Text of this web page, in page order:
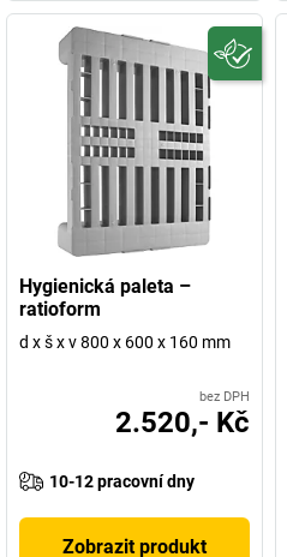
Hygienická paleta –
ratioform
d x š x v 800 x 600 x 160 mm
bez DPH
2.520,- Kč
10-12 pracovní dny
Zobrazit produkt